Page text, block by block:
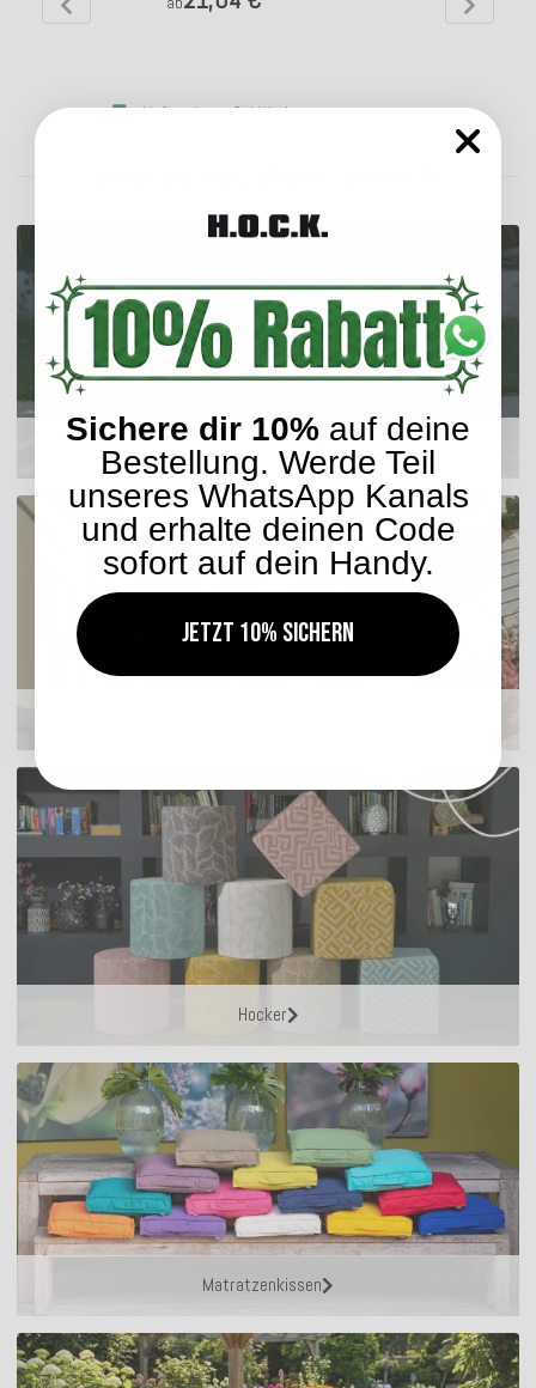
Lieferzeit: ca. 2-4 Werktage
Outdoor Kissen
Hocker
Matratzenkissen
Sichere dir 10% auf deine
Bestellung. Werde Teil
unseres WhatsApp Kanals
und erhalte deinen Code
sofort auf dein Handy.
Jetzt 10% sichern